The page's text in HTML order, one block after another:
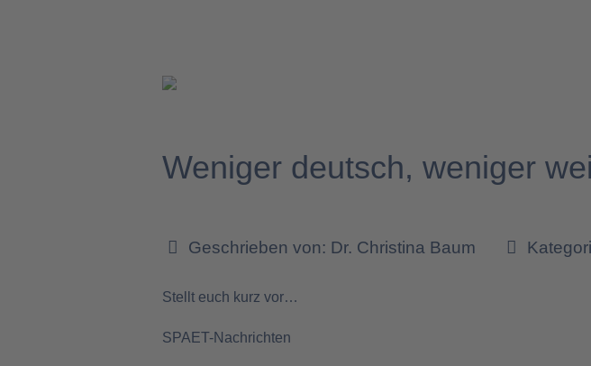
Weniger deutsch, weniger
Geschrieben von: Dr. Christina Baum
Stellt euch kurz vor…
SPAET-Nachrichten